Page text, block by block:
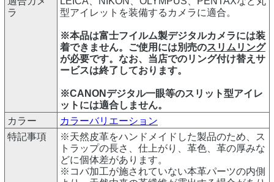
ラ
型アイレットを装備するカメラに適合。
※本品は富士フイルム製デジタルカメラには装
着できません。ご使用には別売のスリムリング
が必要です。なお、当店でのリング付け替えサ
ービスは終了しております。
※CANONデジタル一眼等のスリット型アイレ
ットには適合しません。
カラー
カラーバリエーション
特記事項
※天然皮革をハンドメイドした製品のため、ス
トラップの長さ、仕上がり、革色、革の厚みな
どに個体差があります。
※コバ加工が施されていない本革パーツの内側